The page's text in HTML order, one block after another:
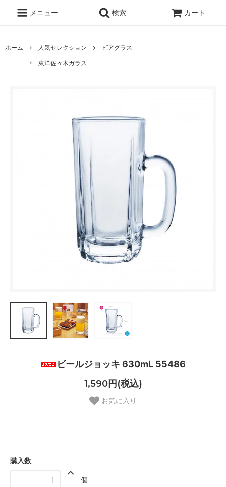
メニュー 検索 カート
ホーム 人気セレクション
ビアグラス
東洋佐々木ガラス
ビールジョッキ 630mL 55486
1,590円(税込)
お気に入り
購入数
個